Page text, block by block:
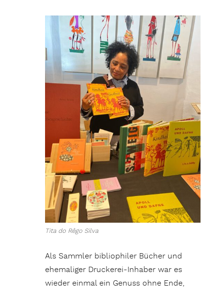
Tita do Rêgo Silva
Als Sammler bibliophiler Bücher und
ehemaliger Druckerei-Inhaber war es
wieder einmal ein Genuss ohne Ende,